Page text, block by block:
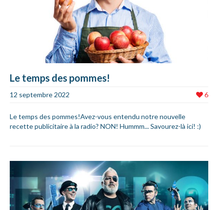
Le temps des pommes!
6
12 septembre 2022
Le temps des pommes!Avez-vous entendu notre nouvelle
recette publicitaire à la radio? NON! Hummm... Savourez-là ici! :)